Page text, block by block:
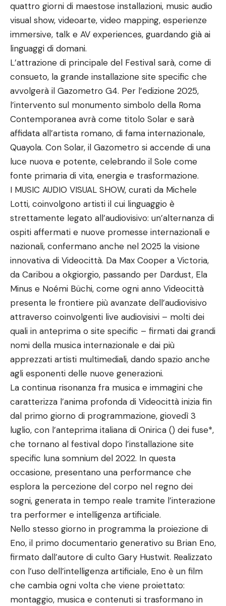
quattro giorni di maestose installazioni, music audio
visual show, videoarte, video mapping, esperienze
immersive, talk e AV experiences, guardando già ai
linguaggi di domani.
L’attrazione di principale del Festival sarà, come di
consueto, la grande installazione site specific che
avvolgerà il Gazometro G4. Per l’edizione 2025,
l’intervento sul monumento simbolo della Roma
Contemporanea avrà come titolo Solar e sarà
affidata all’artista romano, di fama internazionale,
Quayola. Con Solar, il Gazometro si accende di una
luce nuova e potente, celebrando il Sole come
fonte primaria di vita, energia e trasformazione.
I MUSIC AUDIO VISUAL SHOW, curati da Michele
Lotti, coinvolgono artisti il cui linguaggio è
strettamente legato all’audiovisivo: un’alternanza di
ospiti affermati e nuove promesse internazionali e
nazionali, confermano anche nel 2025 la visione
innovativa di Videocittà. Da Max Cooper a Victoria,
da Caribou a okgiorgio, passando per Dardust, Ela
Minus e Noémi Büchi, come ogni anno Videocittà
presenta le frontiere più avanzate dell’audiovisivo
attraverso coinvolgenti live audiovisivi – molti dei
quali in anteprima o site specific – firmati dai grandi
nomi della musica internazionale e dai più
apprezzati artisti multimediali, dando spazio anche
agli esponenti delle nuove generazioni.
La continua risonanza fra musica e immagini che
caratterizza l’anima profonda di Videocittà inizia fin
dal primo giorno di programmazione, giovedì 3
luglio, con l’anteprima italiana di Onirica () dei fuse*,
che tornano al festival dopo l’installazione site
specific luna somnium del 2022. In questa
occasione, presentano una performance che
esplora la percezione del corpo nel regno dei
sogni, generata in tempo reale tramite l’interazione
tra performer e intelligenza artificiale.
Nello stesso giorno in programma la proiezione di
Eno, il primo documentario generativo su Brian Eno,
firmato dall’autore di culto Gary Hustwit. Realizzato
con l’uso dell’intelligenza artificiale, Eno è un film
che cambia ogni volta che viene proiettato:
montaggio, musica e contenuti si trasformano in